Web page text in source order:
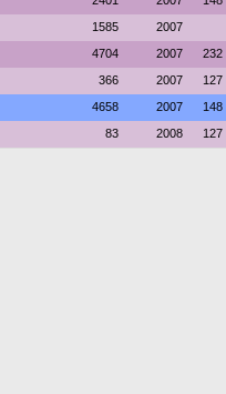
1585 2007
4704 2007 232
366 2007 127
4658 2007 148
83 2008 127